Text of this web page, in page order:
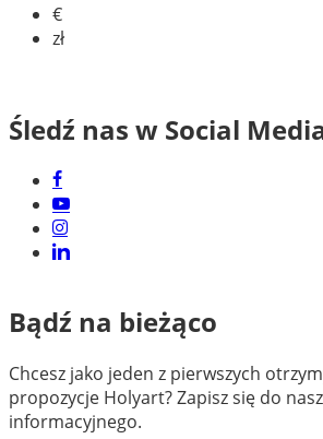
€
zł
Śledź nas w Social
Bądź na bieżąco
Chcesz jako jeden z pierwszych
propozycje Holyart? Zapisz się do
informacyjnego.